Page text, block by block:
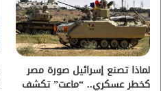
و
ك
ر
لماذا تصنع إسرائيل صورة مصر
كخطر عسكري.. “ماعت” تكشف